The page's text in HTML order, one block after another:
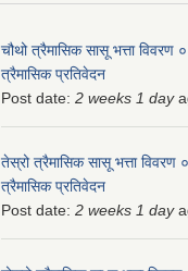
चौथो त्रैमासिक सासू भत्ता विवरण
त्रैमासिक प्रतिवेदन
Post date: 2 weeks 1 day
तेस्रो त्रैमासिक सासू भत्ता
त्रैमासिक प्रतिवेदन
Post date: 2 weeks 1 day